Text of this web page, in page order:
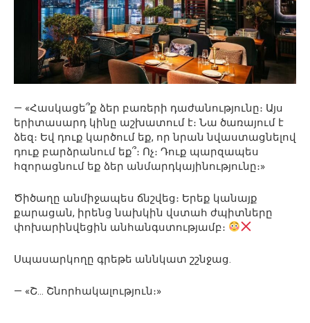
— «Հասկացե՞ք ձեր բառերի դաժանությունը։ Այս
երիտասարդ կինը աշխատում է։ Նա ծառայում է
ձեզ։ Եվ դուք կարծում եք, որ նրան նվաստացնելով
դուք բարձրանում եք՞։ Ոչ։ Դուք պարզապես
հզորացնում եք ձեր անմարդկայինությունը։»
Ծիծաղը անմիջապես ճնշվեց։ Երեք կանայք
քարացան, իրենց նախկին վստահ ժպիտները
փոխարինվեցին անհանգստությամբ։
Սպասարկողը գրեթե աննկատ շշնջաց.
— «Շ… Շնորհակալություն։»